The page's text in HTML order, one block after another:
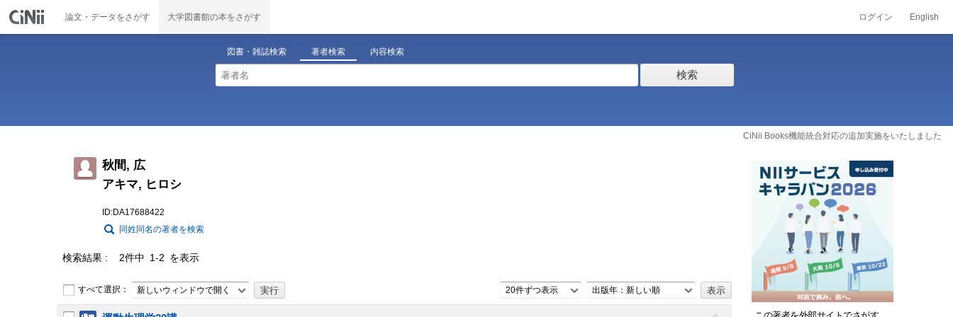
論文・データをさがす 大学図書館の本をさがす ログイン English
図書・雑誌検索 著者検索 内容検索
検索
CiNii Books機能統合対応の追加実施をいたしました
秋間, 広
アキマ, ヒロシ
ID:DA17688422
同姓同名の著者を検索
検索結果 2件中 1-2 を表示
すべて選択： 新しいウィンドウで開く 20件ずつ表示 出版年：新しい順